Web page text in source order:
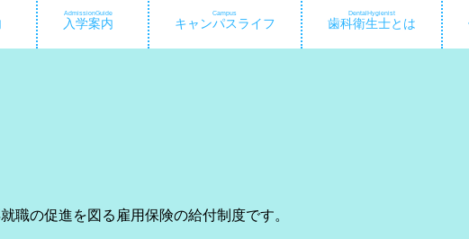
入学案内
AdmissionGuide
キャンパスライフ
Campus
歯科衛生士とは
DentalHygienist
職の促進を図る雇用保険の給付制度です。